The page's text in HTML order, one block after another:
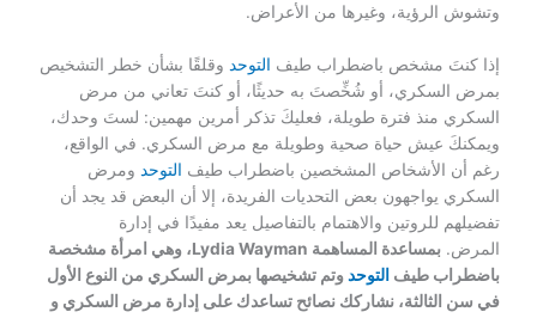
وتشوش الرؤية، وغيرها من الأعراض.
إذا كنتَ مشخص باضطراب طيف التوحد وقلقًا بشأن خطر التشخيص
بمرض السكري، أو شُخِّصتَ به حديثًا، أو كنتَ تعاني من مرض
السكري منذ فترة طويلة، فعليكَ تذكر أمرين مهمين: لستَ وحدك،
ويمكنكَ عيش حياة صحية وطويلة مع مرض السكري. في الواقع،
رغم أن الأشخاص المشخصين باضطراب طيف التوحد ومرض
السكري يواجهون بعض التحديات الفريدة، إلا أن البعض قد يجد أن
تفضيلهم للروتين والاهتمام بالتفاصيل يعد مفيدًا في إدارة
المرض.بمساعدة المساهمة Lydia Wayman، وهي امرأة مشخصة
باضطراب طيفالتوحدوتم تشخيصها بمرض السكري من النوع الأول
في سن الثالثة، نشاركك نصائح تساعدك على إدارة مرض السكري و